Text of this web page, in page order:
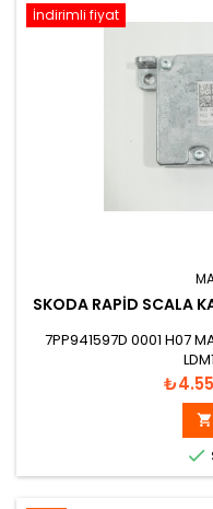
İndirimli fiyat
SKODA RAPID SCALA
7PP941597D 0001 H07
Fiyat

